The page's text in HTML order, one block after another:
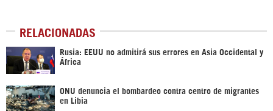
RELACIONADAS
Rusia: EEUU no admitirá sus errores en Asia Occidental y
África
ONU denuncia el bombardeo contra centro de migrantes
en Libia